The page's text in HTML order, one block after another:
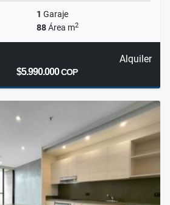
1 Garaje
88Área m2
Alquiler
$5.990.000COP